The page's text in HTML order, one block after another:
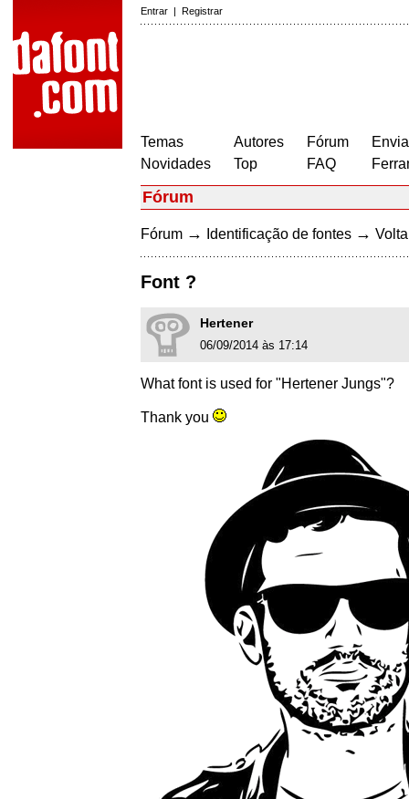
Entrar | Registrar
Temas
Novidades
Autores
Top
Fórum
FAQ
Fórum
Fórum → Identificação de fontes →
Font ?
Hertener
06/09/2014 às 17:14
What font is used for "Hertener Jungs"?
Thank you